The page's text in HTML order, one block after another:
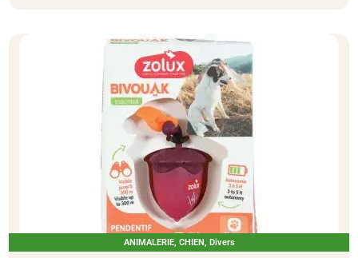
ANIMALERIE, CHIEN, Divers